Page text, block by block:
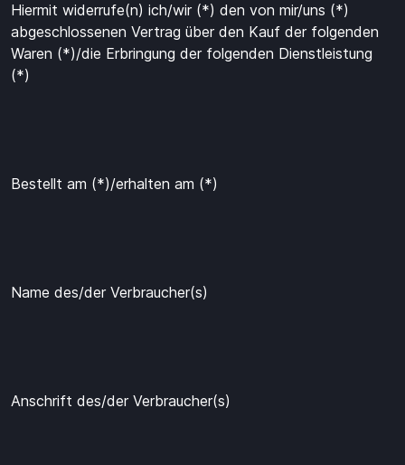
Hiermit widerrufe(n) ich/wir (*) den von mir/uns (*)
abgeschlossenen Vertrag über den Kauf der folgenden
Waren (*)/die Erbringung der folgenden Dienstleistung
(*)
Bestellt am (*)/erhalten am (*)
Name des/der Verbraucher(s)
Anschrift des/der Verbraucher(s)